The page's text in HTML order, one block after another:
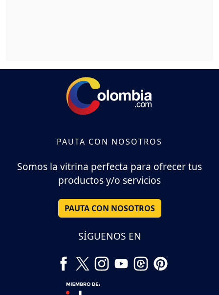
PAUTA CON NOSOTROS
Somos la vitrina perfecta para ofrecer tus
productos y/o servicios
PAUTA CON NOSOTROS
SÍGUENOS EN